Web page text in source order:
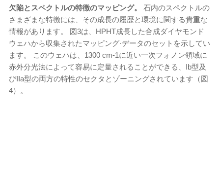
欠陥とスペクトルの特徴のマッピング。 石内のスペクトルの
さまざまな特徴には、その成長の履歴と環境に関する貴重な
情報があります。 図3は、HPHT成長した合成ダイヤモンド
ウェハから収集されたマッピング·データのセットを示してい
ます。 このウェハは、1300 cm-1に近い一次フォノン領域に
赤外分光法によって容易に定量されることができる、Ib型及
びIIa型の両方の特性のセクタとゾーニングされています（図
4）。